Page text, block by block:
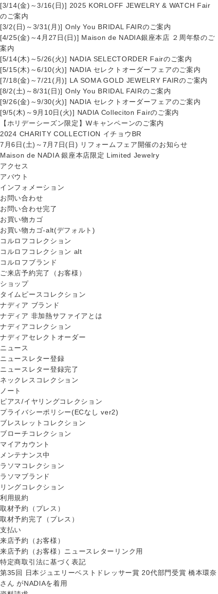
[3/14(金)～3/16(日)] 2025 KORLOFF JEWELRY & WATCH Fair
のご案内
[3/2(日)～3/31(月)] Only You BRIDAL FAIRのご案内
[4/25(金)～4月27日(日)] Maison de NADIA銀座本店 ２周年祭のご
案内
[5/14(木)～5/26(火)] NADIA SELECTORDER Fairのご案内
[5/15(木)～6/10(火)] NADIA セレクトオーダーフェアのご案内
[7/18(金)～7/21(月)] LA SOMA GOLD JEWELRY FAIRのご案内
[8/2(土)～8/31(日)] Only You BRIDAL FAIRのご案内
[9/26(金)～9/30(火)] NADIA セレクトオーダーフェアのご案内
[9/5(木)～9月10日(火)] NADIA Colleciton Fairのご案内
【ホリデーシーズン限定】Wキャンペーンのご案内
2024 CHARITY COLLECTION イチョウBR
7月6日(土)～7月7日(日) リフォームフェア開催のお知らせ
Maison de NADIA 銀座本店限定 Limited Jewelry
アクセス
アバウト
インフォメーション
お問い合わせ
お問い合わせ完了
お買い物カゴ
お買い物カゴ-alt(デフォルト)
コルロフコレクション
コルロフコレクション alt
コルロフブランド
ご来店予約完了（お客様）
ショップ
タイムピースコレクション
ナディア ブランド
ナディア 非加熱サファイアとは
ナディアコレクション
ナディアセレクトオーダー
ニュース
ニュースレター登録
ニュースレター登録完了
ネックレスコレクション
ノート
ピアス/イヤリングコレクション
プライバシーポリシー(ECなし ver2)
ブレスレットコレクション
ブローチコレクション
マイアカウント
メンテナンス中
ラソマコレクション
ラソマブランド
リングコレクション
利用規約
取材予約（プレス）
取材予約完了（プレス）
支払い
来店予約（お客様）
来店予約（お客様）ニュースレターリンク用
特定商取引法に基づく表記
第35回 日本ジュエリーベストドレッサー賞 20代部門受賞 橋本環奈
さん がNADIAを着用